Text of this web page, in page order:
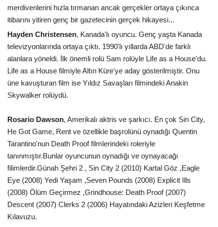
merdivenlerini hızla tırmanan ancak gerçekler ortaya çıkınca
itibarını yitiren genç bir gazetecinin gerçek hikayesi...
Hayden Christensen, Kanada'lı oyuncu. Genç yaşta Kanada
televizyonlarında ortaya çıktı. 1990'lı yıllarda ABD'de farklı
alanlara yöneldi. İlk önemli rolü Sam rolüyle Life as a House'du.
Life as a House filmiyle Altın Küre'ye aday gösterilmiştir. Onu
üne kavuşturan film ise Yıldız Savaşları filmindeki Anakin
Skywalker rolüydü.
Rosario Dawson, Amerikalı aktris ve şarkıcı. En çok Sin City,
He Got Game, Rent ve özellikle başrolünü oynadığı Quentin
Tarantino'nun Death Proof filmlerindeki roleriyle
tanınmıştır.Bunlar oyuncunun oynadığı ve oynayacağı
filimlerdir.Günah Şehri 2 , Sin City 2 (2010) Kartal Göz ,Eagle
Eye (2008) Yedi Yaşam ,Seven Pounds (2008) Explicit Ills
(2008) Ölüm Geçirmez ,Grindhouse: Death Proof (2007)
Descent (2007) Clerks 2 (2006) Hayatındaki Azizleri Keşfetme
Kılavuzu.